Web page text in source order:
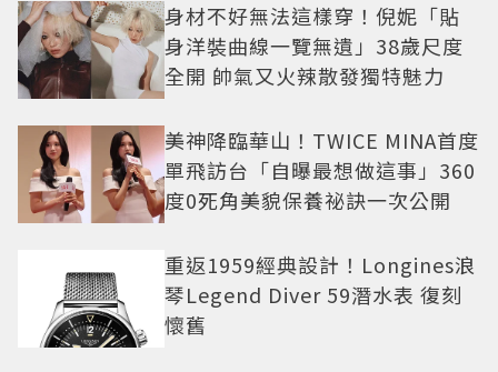
身材不好無法這樣穿！倪妮「貼
身洋裝曲線一覽無遺」38歲尺度
全開 帥氣又火辣散發獨特魅力
美神降臨華山！TWICE MINA首度
單飛訪台「自曝最想做這事」360
度0死角美貌保養祕訣一次公開
重返1959經典設計！Longines浪
琴Legend Diver 59潛水表 復刻
懷舊